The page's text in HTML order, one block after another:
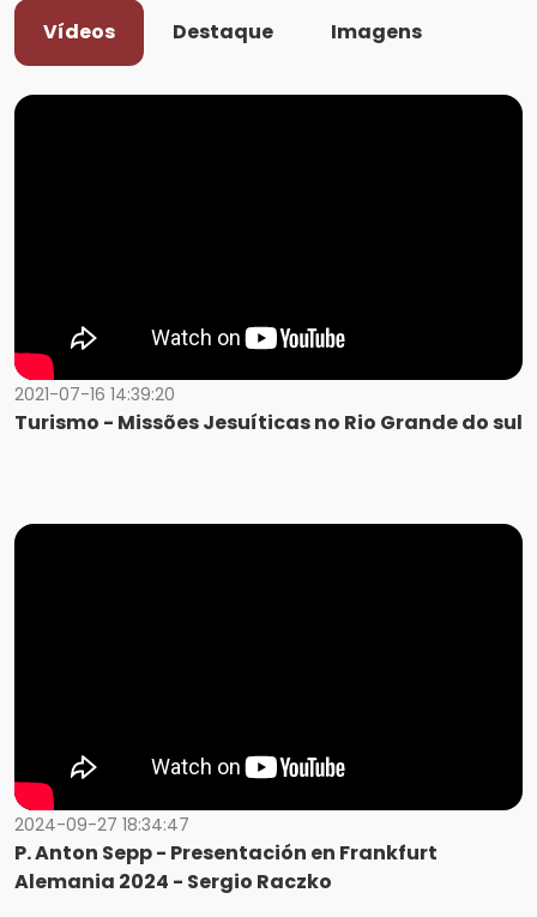
Vídeos Destaque Imagens
2021-07-16 14:39:20
Turismo - Missões Jesuíticas no Rio Grande do sul
2024-09-27 18:34:47
P. Anton Sepp - Presentación en Frankfurt
Alemania 2024 - Sergio Raczko